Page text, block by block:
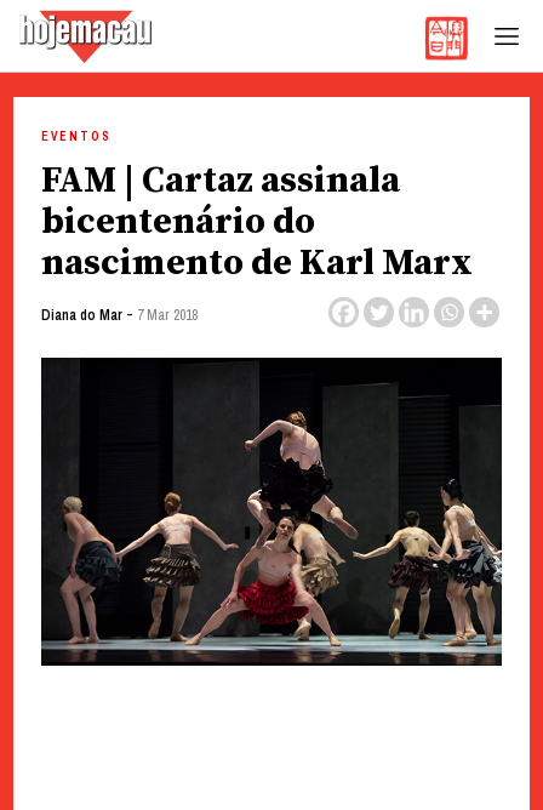
content
EVENTOS
FAM | Cartaz assinala
bicentenário do
nascimento de Karl Marx
Diana do Mar- 7 Mar 2018